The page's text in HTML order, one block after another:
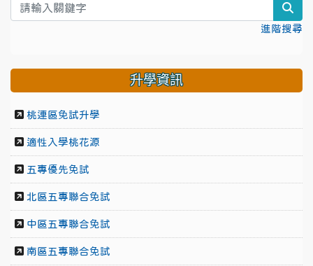
進階搜尋
升學資訊
桃連區免試升學
適性入學桃花源
五專優先免試
北區五專聯合免試
中區五專聯合免試
南區五專聯合免試